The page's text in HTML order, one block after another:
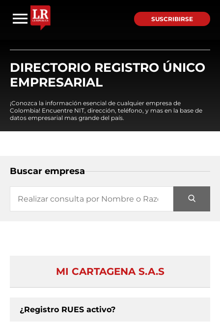
SUSCRIBIRSE
DIRECTORIO REGISTRO ÚNICO
EMPRESARIAL
¡Conozca la información esencial de cualquier empresa de
Colombia! Encuentre NIT, dirección, teléfono, y mas en la base de
datos empresarial mas grande del país.
Buscar empresa
MI CARTAGENA S.A.S
¿Registro RUES activo?